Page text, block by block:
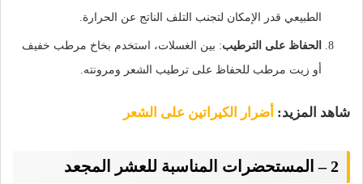
الطبيعي قدر الإمكان لتجنب التلف الناتج عن الحرارة.
الحفاظ على الترطيب: بين الغسلات، استخدم بخاخ مرطب خفيف
أو زيت مرطب للحفاظ على ترطيب الشعر ومرونته.
شاهد المزيد: أضرار الكيراتين على الشعر
2 – المستحضرات المناسبة للعشر المجعد